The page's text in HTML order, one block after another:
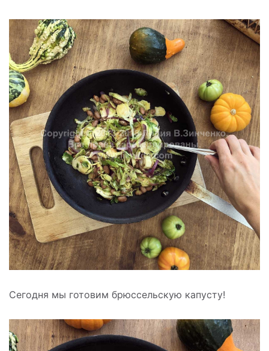
Сегодня мы готовим брюссельскую капусту!